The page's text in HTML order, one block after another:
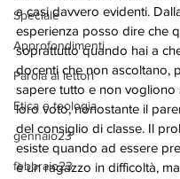
Speciale
Approfondimenti
Parola ai lettori
Etica e teologia
gennaio23
febbraio23
a casi davvero evidenti.
esperienza posso dire che
soprattutto quando hai a
docenti che non ascoltano,
sapere tutto e non vogliono
loro voto, nonostante il
del consiglio di classe. Il
esiste quando ad essere
è un ragazzo in difficoltà,